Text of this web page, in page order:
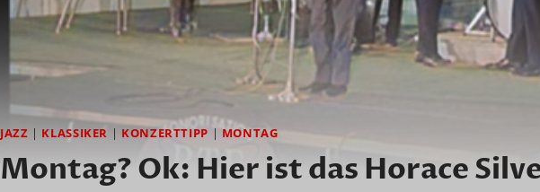
JAZZ | KLASSIKER | KONZERTTIPP | MONTAG
Montag? Ok: Hier ist das Horace